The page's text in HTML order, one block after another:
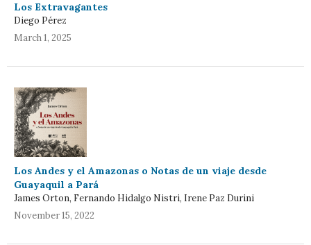
Los Extravagantes
Diego Pérez
March 1, 2025
Los Andes y el Amazonas o Notas de un viaje desde
Guayaquil a Pará
James Orton, Fernando Hidalgo Nistri, Irene Paz Durini
November 15, 2022